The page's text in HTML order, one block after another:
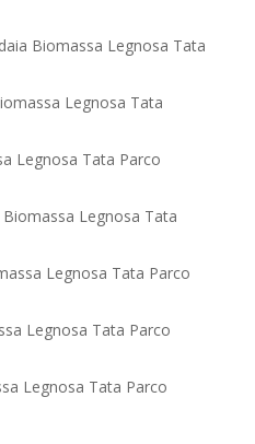
Biomassa Legnosa Tata
Legnosa Tata
Legnosa Tata Parco
Biomassa Legnosa Tata
Legnosa Tata Parco
Legnosa Tata Parco
Legnosa Tata Parco